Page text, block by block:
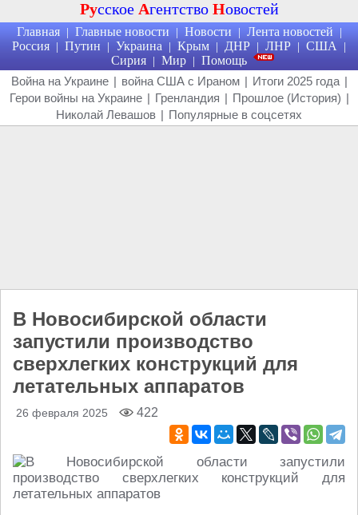
Русское Агентство Новостей
Главная | Главные новости | Новости | Лента новостей |
Россия | Путин | Украина | Крым | ДНР | ЛНР | США |
Сирия | Мир | Помощь
Война на Украине | война США с Ираном | Итоги 2025 года |
Герои войны на Украине | Гренландия | Прошлое (История) |
Николай Левашов | Популярные в соцсетях
В Новосибирской области
запустили производство
сверхлегких конструкций для
летательных аппаратов
26 февраля 2025 422